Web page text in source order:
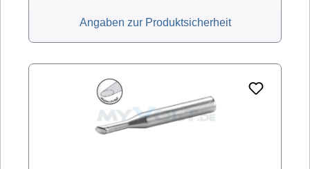
Angaben zur Produktsicherheit